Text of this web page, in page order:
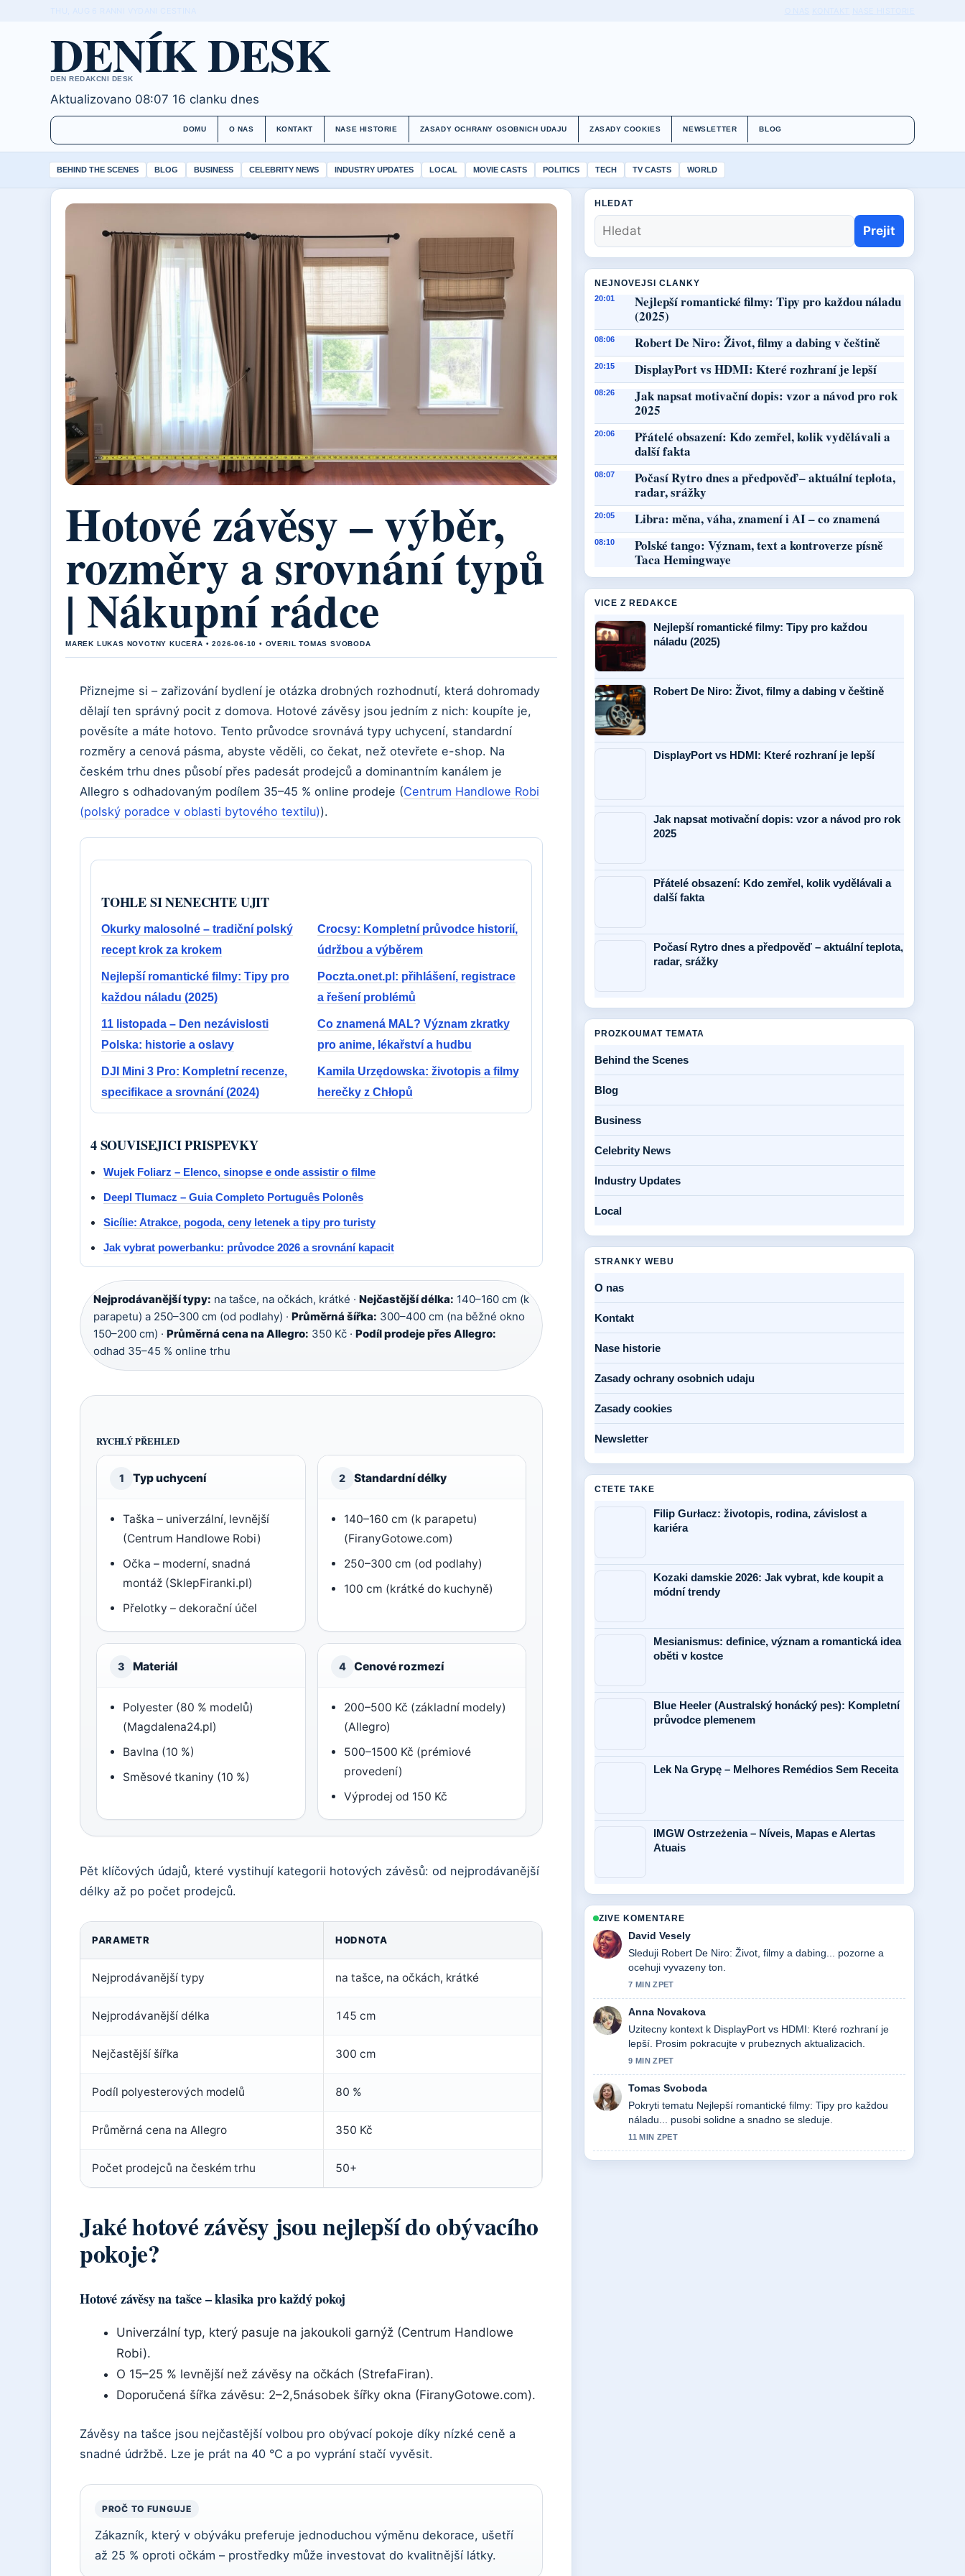
DENÍK DESK
DEN REDAKCNI DESK
Aktualizovano 08:07 16 clanku dnes
DOMU O NAS KONTAKT NASE HISTORIE ZASADY OCHRANY OSOBNICH UDAJU ZASADY COOKIES NEWSLETTER BLOG
BEHIND THE SCENES BLOG BUSINESS CELEBRITY NEWS INDUSTRY UPDATES LOCAL MOVIE CASTS POLITICS TECH TV CASTS WORLD
Hotové závěsy – výběr,
rozměry a srovnání typů
| Nákupní rádce
MAREK LUKAS NOVOTNY KUCERA • 2026-06-10 • OVERIL TOMAS SVOBODA
Přiznejme si – zařizování bydlení je otázka drobných rozhodnutí, která dohromady
dělají ten správný pocit z domova. Hotové závěsy jsou jedním z nich: koupíte je,
pověsíte a máte hotovo. Tento průvodce srovnává typy uchycení, standardní
rozměry a cenová pásma, abyste věděli, co čekat, než otevřete e-shop. Na
českém trhu dnes působí přes padesát prodejců a dominantním kanálem je
Allegro s odhadovaným podílem 35–45 % online prodeje (Centrum Handlowe Robi
(polský poradce v oblasti bytového textilu)).
TOHLE SI NENECHTE UJIT
Okurky malosolné – tradiční polský
recept krok za krokem
Crocsy: Kompletní průvodce historií,
údržbou a výběrem
Nejlepší romantické filmy: Tipy pro
každou náladu (2025)
Poczta.onet.pl: přihlášení, registrace
a řešení problémů
11 listopada – Den nezávislosti
Polska: historie a oslavy
Co znamená MAL? Význam zkratky
pro anime, lékařství a hudbu
DJI Mini 3 Pro: Kompletní recenze,
specifikace a srovnání (2024)
Kamila Urzędowska: životopis a filmy
herečky z Chłopů
4 SOUVISEJICI PRISPEVKY
Wujek Foliarz – Elenco, sinopse e onde assistir o filme
Deepl Tlumacz – Guia Completo Português Polonês
Sicílie: Atrakce, pogoda, ceny letenek a tipy pro turisty
Jak vybrat powerbanku: průvodce 2026 a srovnání kapacit
Nejprodávanější typy: na tašce, na očkách, krátké · Nejčastější délka: 140–160 cm (k
parapetu) a 250–300 cm (od podlahy) · Průměrná šířka: 300–400 cm (na běžné okno
150–200 cm) · Průměrná cena na Allegro: 350 Kč · Podíl prodeje přes Allegro:
odhad 35–45 % online trhu
RYCHLÝ PŘEHLED
1 Typ uchycení
Taška – univerzální, levnější
(Centrum Handlowe Robi)
Očka – moderní, snadná
montáž (SklepFiranki.pl)
Přelotky – dekorační účel
2 Standardní délky
140–160 cm (k parapetu)
(FiranyGotowe.com)
250–300 cm (od podlahy)
100 cm (krátké do kuchyně)
3 Materiál
Polyester (80 % modelů)
(Magdalena24.pl)
Bavlna (10 %)
Směsové tkaniny (10 %)
4 Cenové rozmezí
200–500 Kč (základní modely)
(Allegro)
500–1500 Kč (prémiové
provedení)
Výprodej od 150 Kč
Pět klíčových údajů, které vystihují kategorii hotových závěsů: od nejprodávanější
délky až po počet prodejců.
PARAMETR HODNOTA
Nejprodávanější typy na tašce, na očkách, krátké
Nejprodávanější délka 145 cm
Nejčastější šířka 300 cm
Podíl polyesterových modelů 80 %
Průměrná cena na Allegro 350 Kč
Počet prodejců na českém trhu 50+
Jaké hotové závěsy jsou nejlepší do obývacího
pokoje?
Hotové závěsy na tašce – klasika pro každý pokoj
Univerzální typ, který pasuje na jakoukoli garnýž (Centrum Handlowe
Robi).
O 15–25 % levnější než závěsy na očkách (StrefaFiran).
Doporučená šířka závěsu: 2–2,5násobek šířky okna (FiranyGotowe.com).
Závěsy na tašce jsou nejčastější volbou pro obývací pokoje díky nízké ceně a
snadné údržbě. Lze je prát na 40 °C a po vyprání stačí vyvěsit.
PROČ TO FUNGUJE
Zákazník, který v obýváku preferuje jednoduchou výměnu dekorace, ušetří
až 25 % oproti očkám – prostředky může investovat do kvalitnější látky.
HLEDAT
Prejit
NEJNOVEJSI CLANKY
20:01
Nejlepší romantické filmy: Tipy pro každou náladu
(2025)
08:06 Robert De Niro: Život, filmy a dabing v češtině
20:15 DisplayPort vs HDMI: Které rozhraní je lepší
08:26
Jak napsat motivační dopis: vzor a návod pro rok
2025
20:06
Přátelé obsazení: Kdo zemřel, kolik vydělávali a
další fakta
08:07
Počasí Rytro dnes a předpověď – aktuální teplota,
radar, srážky
20:05 Libra: měna, váha, znamení i AI – co znamená
08:10
Polské tango: Význam, text a kontroverze písně
Taca Hemingwaye
VICE Z REDAKCE
Nejlepší romantické filmy: Tipy pro každou
náladu (2025)
Robert De Niro: Život, filmy a dabing v češtině
DisplayPort vs HDMI: Které rozhraní je lepší
Jak napsat motivační dopis: vzor a návod pro rok
2025
Přátelé obsazení: Kdo zemřel, kolik vydělávali a
další fakta
Počasí Rytro dnes a předpověď – aktuální teplota,
radar, srážky
PROZKOUMAT TEMATA
Behind the Scenes
Blog
Business
Celebrity News
Industry Updates
Local
STRANKY WEBU
O nas
Kontakt
Nase historie
Zasady ochrany osobnich udaju
Zasady cookies
Newsletter
CTETE TAKE
Filip Gurłacz: životopis, rodina, závislost a
kariéra
Kozaki damskie 2026: Jak vybrat, kde koupit a
módní trendy
Mesianismus: definice, význam a romantická idea
oběti v kostce
Blue Heeler (Australský honácký pes): Kompletní
průvodce plemenem
Lek Na Grypę – Melhores Remédios Sem Receita
IMGW Ostrzeżenia – Níveis, Mapas e Alertas
Atuais
ZIVE KOMENTARE
David Vesely
Sleduji Robert De Niro: Život, filmy a dabing... pozorne a
ocehuji vyvazeny ton.
7 MIN ZPET
Anna Novakova
Uzitecny kontext k DisplayPort vs HDMI: Které rozhraní je
lepší. Prosim pokracujte v prubeznych aktualizacich.
9 MIN ZPET
Tomas Svoboda
Pokryti tematu Nejlepší romantické filmy: Tipy pro každou
náladu... pusobi solidne a snadno se sleduje.
11 MIN ZPET